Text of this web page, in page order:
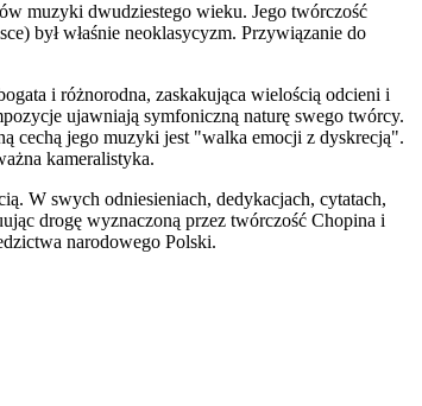
muzyki dwudziestego wieku. Jego twórczość
był właśnie neoklasycyzm. Przywiązanie do
i różnorodna, zaskakująca wielością odcieni i
ujawniają symfoniczną naturę swego twórcy.
cechą jego muzyki jest "walka emocji z dyskrecją".
kameralistyka.
W swych odniesieniach, dedykacjach, cytatach,
drogę wyznaczoną przez twórczość Chopina i
narodowego Polski.